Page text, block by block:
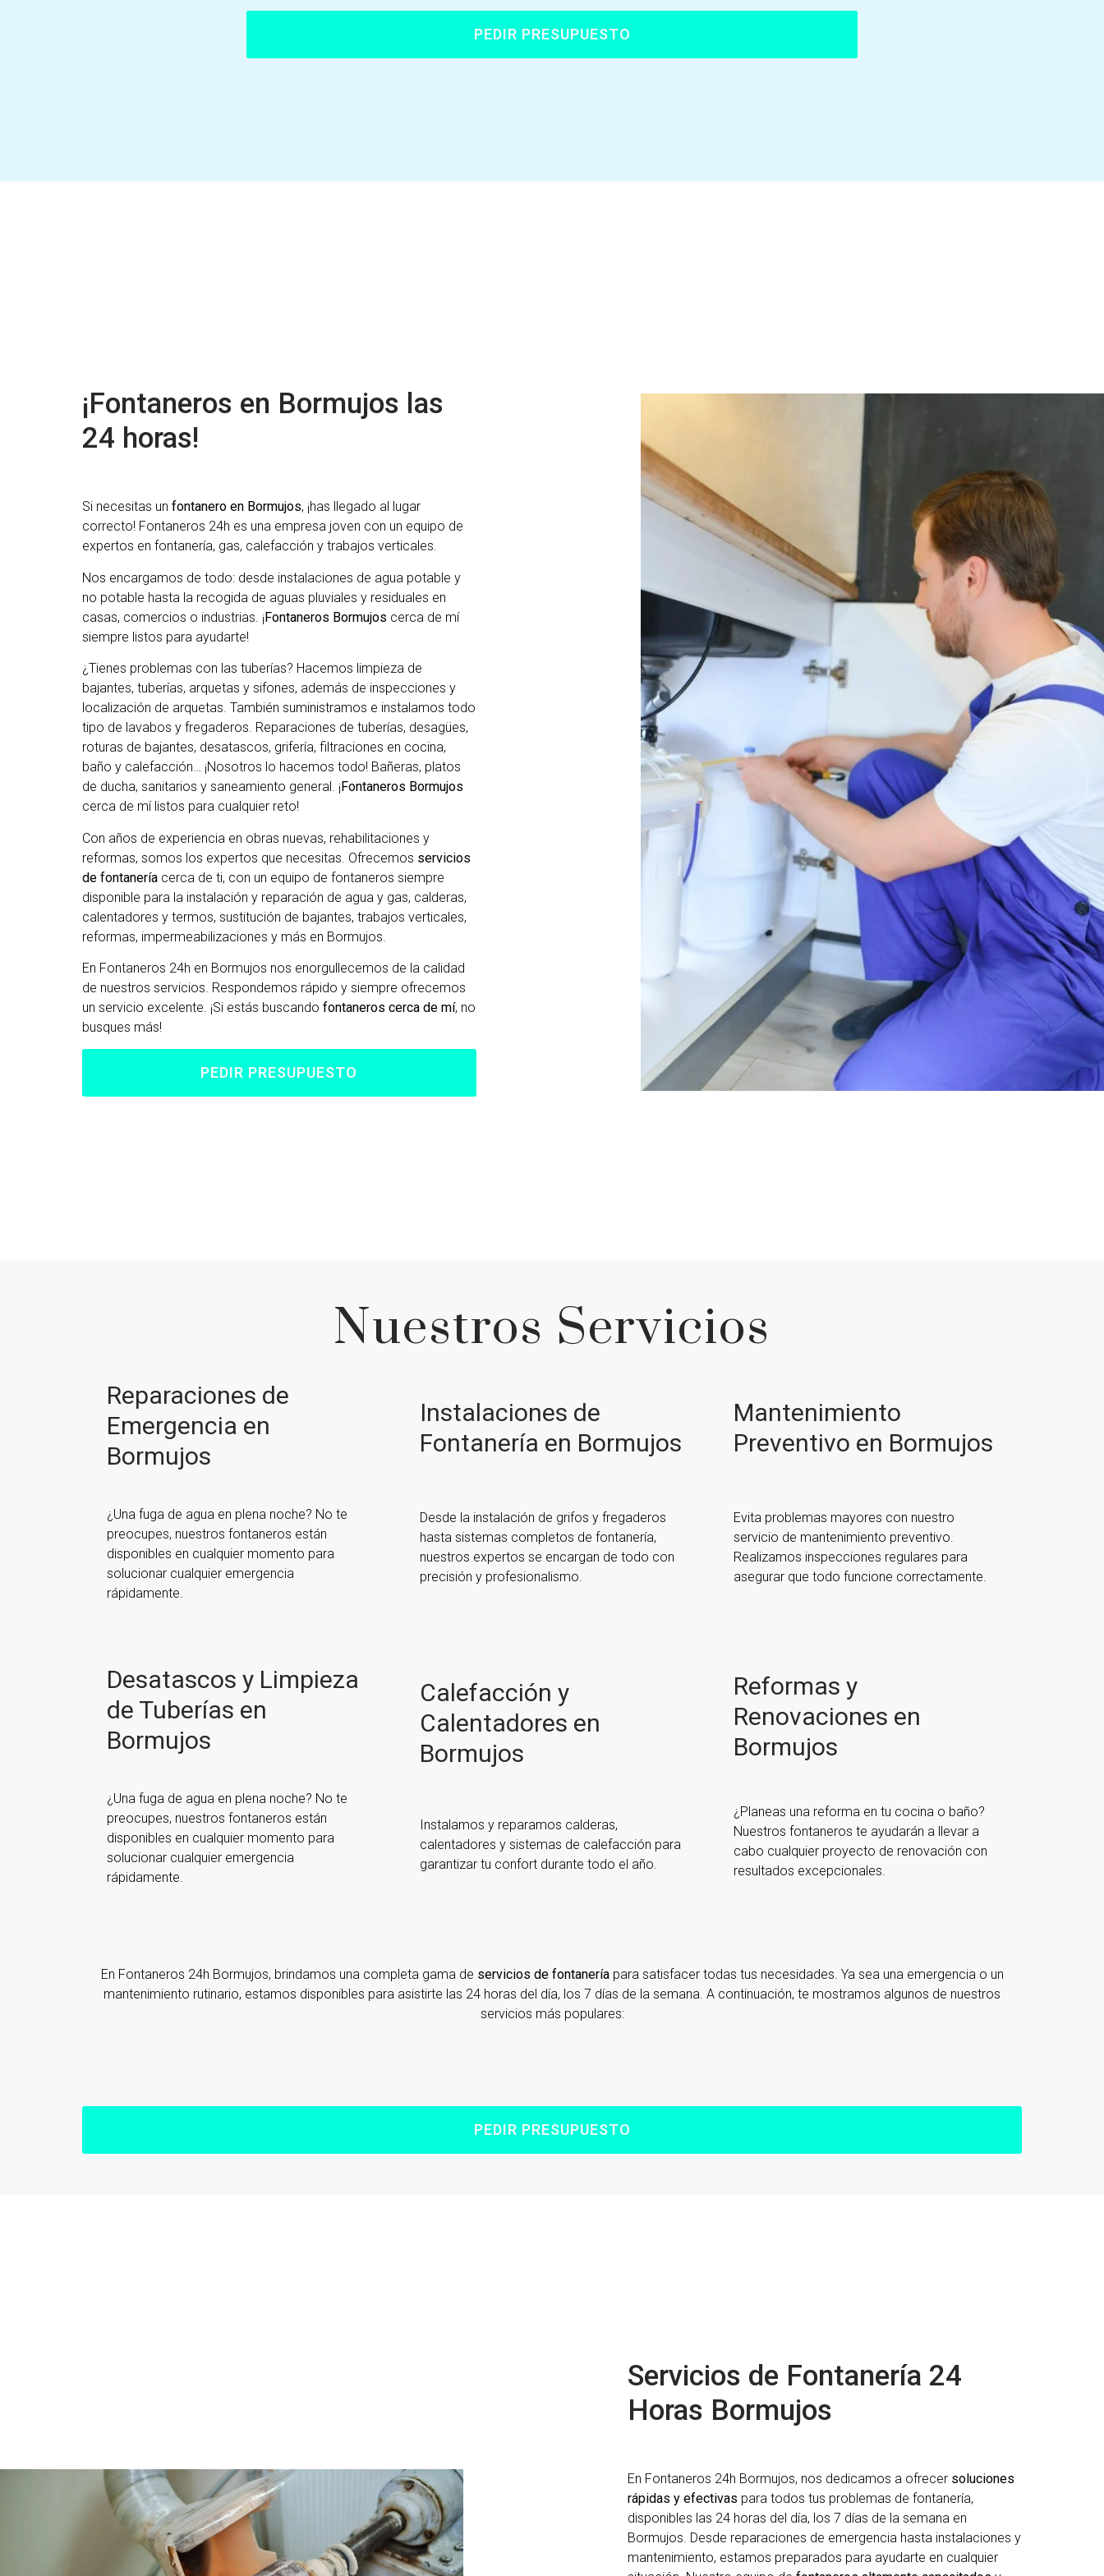
PEDIR PRESUPUESTO
¡Fontaneros en Bormujos las
24 horas!
Si necesitas un fontanero en Bormujos, ¡has llegado al lugar
correcto! Fontaneros 24h es una empresa joven con un equipo de
expertos en fontanería, gas, calefacción y trabajos verticales.
Nos encargamos de todo: desde instalaciones de agua potable y
no potable hasta la recogida de aguas pluviales y residuales en
casas, comercios o industrias. ¡Fontaneros Bormujos cerca de mí
siempre listos para ayudarte!
¿Tienes problemas con las tuberías? Hacemos limpieza de
bajantes, tuberías, arquetas y sifones, además de inspecciones y
localización de arquetas. También suministramos e instalamos todo
tipo de lavabos y fregaderos. Reparaciones de tuberías, desagües,
roturas de bajantes, desatascos, grifería, filtraciones en cocina,
baño y calefacción… ¡Nosotros lo hacemos todo! Bañeras, platos
de ducha, sanitarios y saneamiento general. ¡Fontaneros Bormujos
cerca de mí listos para cualquier reto!
Con años de experiencia en obras nuevas, rehabilitaciones y
reformas, somos los expertos que necesitas. Ofrecemos servicios
de fontanería cerca de ti, con un equipo de fontaneros siempre
disponible para la instalación y reparación de agua y gas, calderas,
calentadores y termos, sustitución de bajantes, trabajos verticales,
reformas, impermeabilizaciones y más en Bormujos.
En Fontaneros 24h en Bormujos nos enorgullecemos de la calidad
de nuestros servicios. Respondemos rápido y siempre ofrecemos
un servicio excelente. ¡Si estás buscando fontaneros cerca de mí, no
busques más!
PEDIR PRESUPUESTO
Nuestros Servicios
Reparaciones de
Emergencia en
Bormujos
¿Una fuga de agua en plena noche? No te
preocupes, nuestros fontaneros están
disponibles en cualquier momento para
solucionar cualquier emergencia
rápidamente.
Instalaciones de
Fontanería en Bormujos
Desde la instalación de grifos y fregaderos
hasta sistemas completos de fontanería,
nuestros expertos se encargan de todo con
precisión y profesionalismo.
Mantenimiento
Preventivo en Bormujos
Evita problemas mayores con nuestro
servicio de mantenimiento preventivo.
Realizamos inspecciones regulares para
asegurar que todo funcione correctamente.
Desatascos y Limpieza
de Tuberías en
Bormujos
¿Una fuga de agua en plena noche? No te
preocupes, nuestros fontaneros están
disponibles en cualquier momento para
solucionar cualquier emergencia
rápidamente.
Calefacción y
Calentadores en
Bormujos
Instalamos y reparamos calderas,
calentadores y sistemas de calefacción para
garantizar tu confort durante todo el año.
Reformas y
Renovaciones en
Bormujos
¿Planeas una reforma en tu cocina o baño?
Nuestros fontaneros te ayudarán a llevar a
cabo cualquier proyecto de renovación con
resultados excepcionales.
En Fontaneros 24h Bormujos, brindamos una completa gama de servicios de fontaneríapara satisfacer todas tus necesidades. Ya sea una emergencia o un
mantenimiento rutinario, estamos disponibles para asistirte las 24 horas del día, los 7 días de la semana. A continuación, te mostramos algunos de nuestros
servicios más populares:
PEDIR PRESUPUESTO
Servicios de Fontanería 24
Horas Bormujos
En Fontaneros 24h Bormujos, nos dedicamos a ofrecer soluciones
rápidas y efectivas para todos tus problemas de fontanería,
disponibles las 24 horas del día, los 7 días de la semana en
Bormujos. Desde reparaciones de emergencia hasta instalaciones y
mantenimiento, estamos preparados para ayudarte en cualquier